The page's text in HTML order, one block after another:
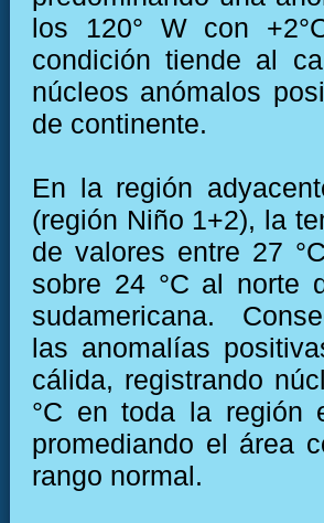
los 120° W con
condición tiende al
núcleos anómalos
de continente.
En la región
(región Niño 1+2), la
de valores entre 27
sobre 24 °C al norte
sudamericana.
las anomalías
cálida, registrando
°C en toda la región
promediando el área
rango normal.